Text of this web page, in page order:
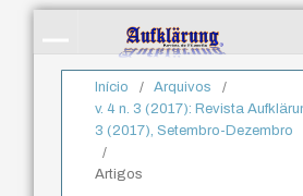
Início / Arquivos
/
v. 4 n. 3 (2017): Revista
3 (2017), Setembro-Dezembro
/
Artigos